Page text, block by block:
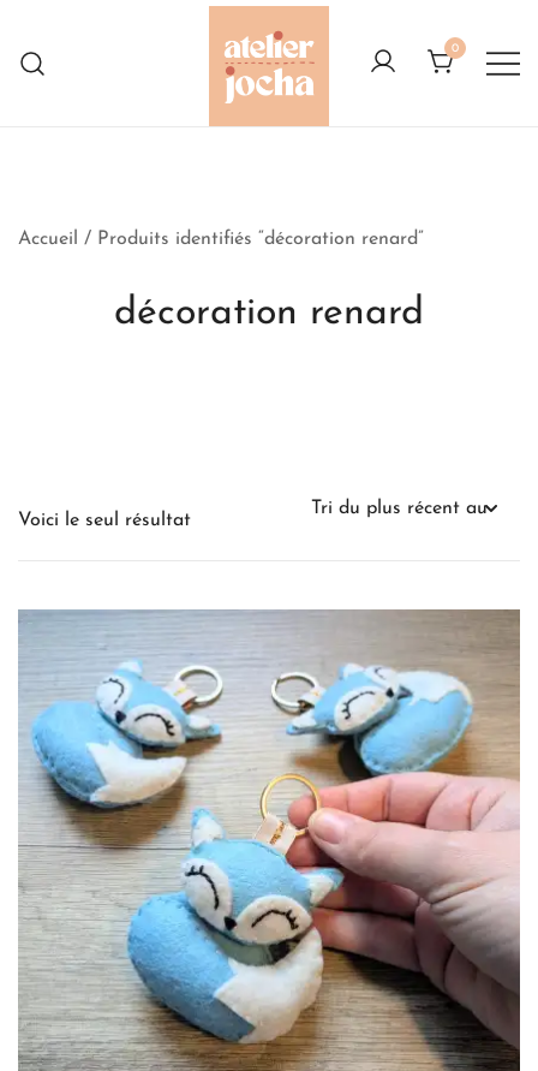
content
0
Accueil / Produits identifiés “décoration renard”
décoration renard
Voici le seul résultat